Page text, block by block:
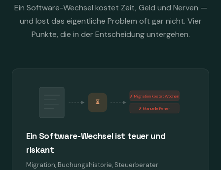
Ein Software-Wechsel kostet Zeit, Geld und Nerven —
und löst das eigentliche Problem oft gar nicht. Vier
Punkte, die in der Entscheidung untergehen.
⏳
✗ Migration kostet Wochen
✗ Manuelle Fehler
Ein Software-Wechsel ist teuer und
riskant
Migration, Buchungshistorie, Steuerberater